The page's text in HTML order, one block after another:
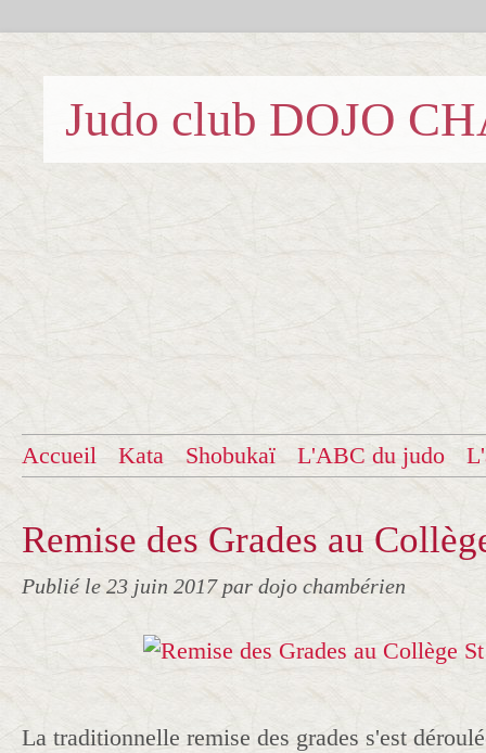
Judo club DOJO
Accueil Kata Shobukaï L'ABC du judo
Remise des Grades au
Publié le 23 juin 2017 par dojo chambérien
La traditionnelle remise des grades s'est